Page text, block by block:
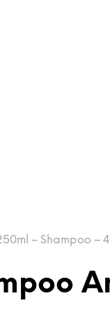
– Shampoo –